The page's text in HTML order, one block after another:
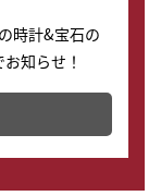
時計&宝石の
知らせ！
出来ます。